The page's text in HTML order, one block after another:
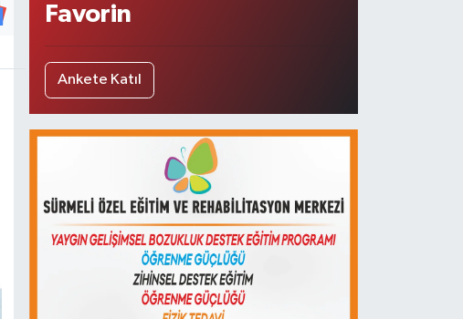
Favorin
Ankete Katıl